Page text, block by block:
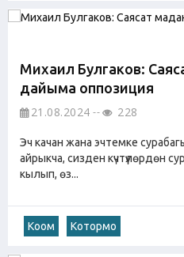
Михаил Булгаков:
дайыма оппозиция
21.08.2024 228
Эч качан жана эчтемке
айрыкча, сизден күчтүүлөрдөн
кылып, өз...
Коом Котормо